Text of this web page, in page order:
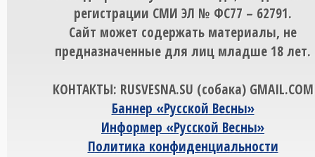
регистрации СМИ ЭЛ № ФС77 – 62791.
Сайт может содержать материалы, не
предназначенные для лиц младше 18 лет.
КОНТАКТЫ: RUSVESNA.SU (собака) GMAIL.COM
Баннер «Русской Весны»
Информер «Русской Весны»
Политика конфиденциальности